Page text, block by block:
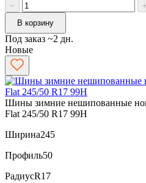
−
+
В корзину
Под заказ ~2 дн.
Новые
Шины зимние нешипованные
Flat 245/50 R17 99H
Ширина245
Профиль50
РадиусR17